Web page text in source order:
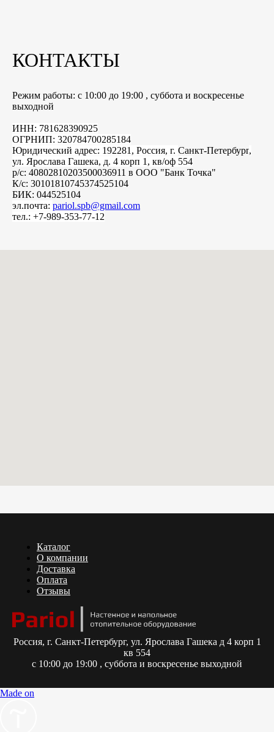
КОНТАКТЫ
Режим работы: с 10:00 до 19:00 , суббота и воскресенье
выходной
ИНН: 781628390925
ОГРНИП: 320784700285184
Юридический адрес: 192281, Россия, г. Санкт-Петербург,
ул. Ярослава Гашека, д. 4 корп 1, кв/оф 554
р/с: 40802810203500036911 в ООО "Банк Точка"
К/с: 30101810745374525104
БИК: 044525104
эл.почта: pariol.spb@gmail.com
тел.: +7-989-353-77-12
Каталог
О компании
Доставка
Оплата
Отзывы
Россия, г. Санкт-Петербург, ул. Ярослава Гашека д 4 корп 1
кв 554
с 10:00 до 19:00 , суббота и воскресенье выходной
Made on